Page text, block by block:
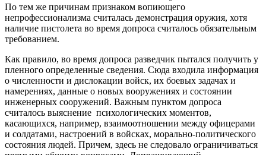
По тем же причинам признаком вопиющего
непрофессионализма считалась демонстрация оружия, хотя
наличие пистолета во время допроса считалось обязательным
требованием.
Как правило, во время допроса разведчик пытался получить у
пленного определенные сведения. Сюда входила информация
о численности и дислокации войск, их боевых задачах и
намерениях, данные о новых вооружениях и состоянии
инженерных сооружений. Важным пунктом допроса
считалось выяснение психологических моментов,
касающихся, например, взаимоотношении между офицерами
и солдатами, настроений в войсках, морально-политического
состояния людей. Причем, здесь не следовало ограничиваться